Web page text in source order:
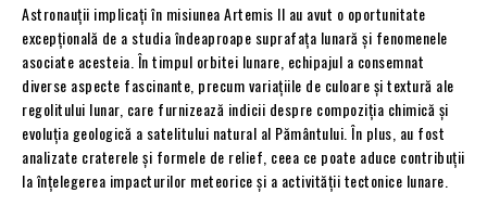
Astronauții implicați în misiunea Artemis II au avut o oportunitate
excepțională de a studia îndeaproape suprafața lunară și fenomenele
asociate acesteia. În timpul orbitei lunare, echipajul a consemnat
diverse aspecte fascinante, precum variațiile de culoare și textură ale
regolitului lunar, care furnizează indicii despre compoziția chimică și
evoluția geologică a satelitului natural al Pământului. În plus, au fost
analizate craterele și formele de relief, ceea ce poate aduce contribuții
la înțelegerea impacturilor meteorice și a activității tectonice lunare.